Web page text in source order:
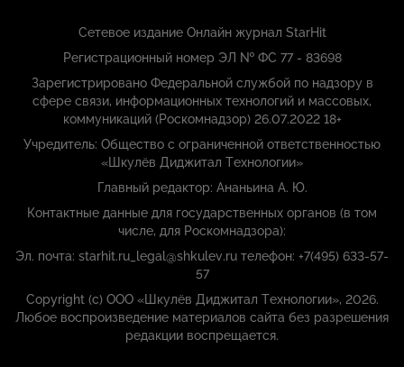
Сетевое издание Онлайн журнал StarHit
Регистрационный номер ЭЛ № ФС 77 - 83698
Зарегистрировано Федеральной службой по надзору в
сфере связи, информационных технологий и массовых,
коммуникаций (Роскомнадзор) 26.07.2022 18+
Учредитель: Общество с ограниченной ответственностью
«Шкулёв Диджитал Технологии»
Главный редактор: Ананьина А. Ю.
Контактные данные для государственных органов (в том
числе, для Роскомнадзора):
Эл. почта: starhit.ru_legal@shkulev.ru телефон: +7(495) 633-57-
57
Copyright (с) ООО «Шкулёв Диджитал Технологии», 2026.
Любое воспроизведение материалов сайта без разрешения
редакции воспрещается.